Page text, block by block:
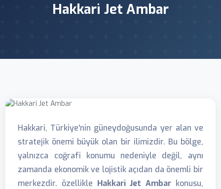
Hakkari Jet Ambar
Hakkari, Türkiye'nin güneydoğusunda yer alan ve
stratejik önemi büyük olan bir ilimizdir. Bu bölge,
yalnızca coğrafi konumu nedeniyle değil, aynı
zamanda ekonomik ve lojistik açıdan da önemli bir
merkezdir. özellikle Hakkari Jet Ambar konusu,